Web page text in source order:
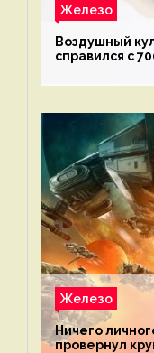
Железо
Воздушный
справился с
Железо
Ничего
провернул